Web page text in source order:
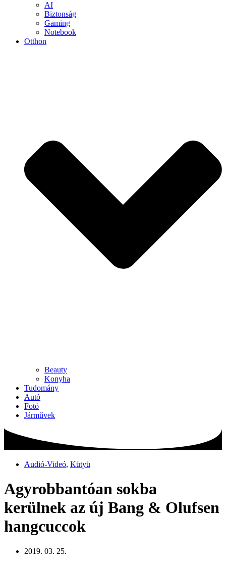
AI
Biztonság
Gaming
Notebook
Otthon
Beauty
Konyha
Tudomány
Autó
Fotó
Járművek
Audió-Videó, Kütyü
Agyrobbantóan sokba
kerülnek az új Bang & Olufsen
hangcuccok
2019. 03. 25.